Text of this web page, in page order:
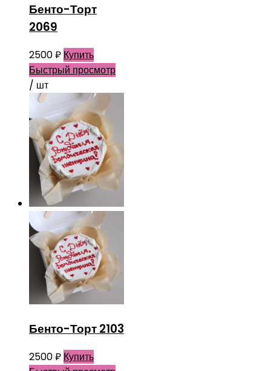
Бенто-Торт
2069
2500₽ Купить
Быстрый просмотр
/ шт
Бенто-Торт 2103
2500₽ Купить